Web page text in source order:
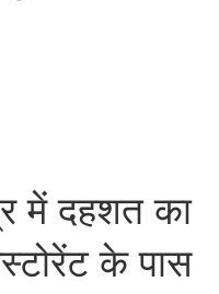
में दहशत का
के पास